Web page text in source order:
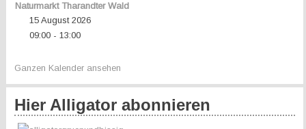
Naturmarkt Tharandter Wald
15 August 2026
09:00- 13:00
Ganzen Kalender ansehen
Hier Alligator abonnieren